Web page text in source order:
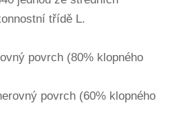
třídě L.
povrch (80% klopného
povrch (60% klopného